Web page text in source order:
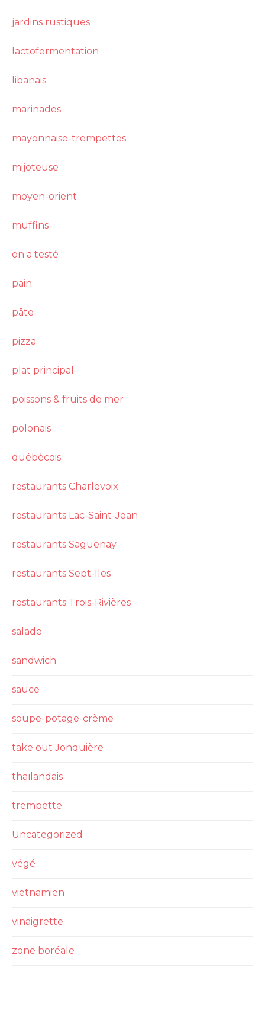
jardins rustiques
lactofermentation
libanais
marinades
mayonnaise-trempettes
mijoteuse
moyen-orient
muffins
on a testé :
pain
pâte
pizza
plat principal
poissons & fruits de mer
polonais
québécois
restaurants Charlevoix
restaurants Lac-Saint-Jean
restaurants Saguenay
restaurants Sept-Iles
restaurants Trois-Rivières
salade
sandwich
sauce
soupe-potage-crème
take out Jonquière
thaïlandais
trempette
Uncategorized
végé
vietnamien
vinaigrette
zone boréale